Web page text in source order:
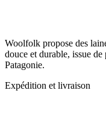
Woolfolk propose des
douce et durable, issue
Patagonie.
Expédition et livraison